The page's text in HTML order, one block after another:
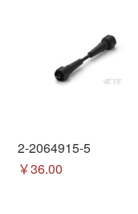
2-2064915-5
￥36.00